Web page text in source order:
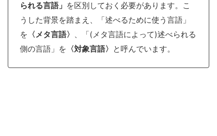
られる言語」 を区別しておく必要があります。こ
うした背景を踏まえ、「述べるために使う言語」
を 〈メタ言語〉 、「(メタ言語によって)述べられる
側の言語」を 〈対象言語〉 と呼んでいます。